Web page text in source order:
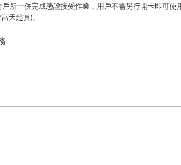
所一併完成憑證接受作業，用戶不需另行開卡即可使
天起算)。